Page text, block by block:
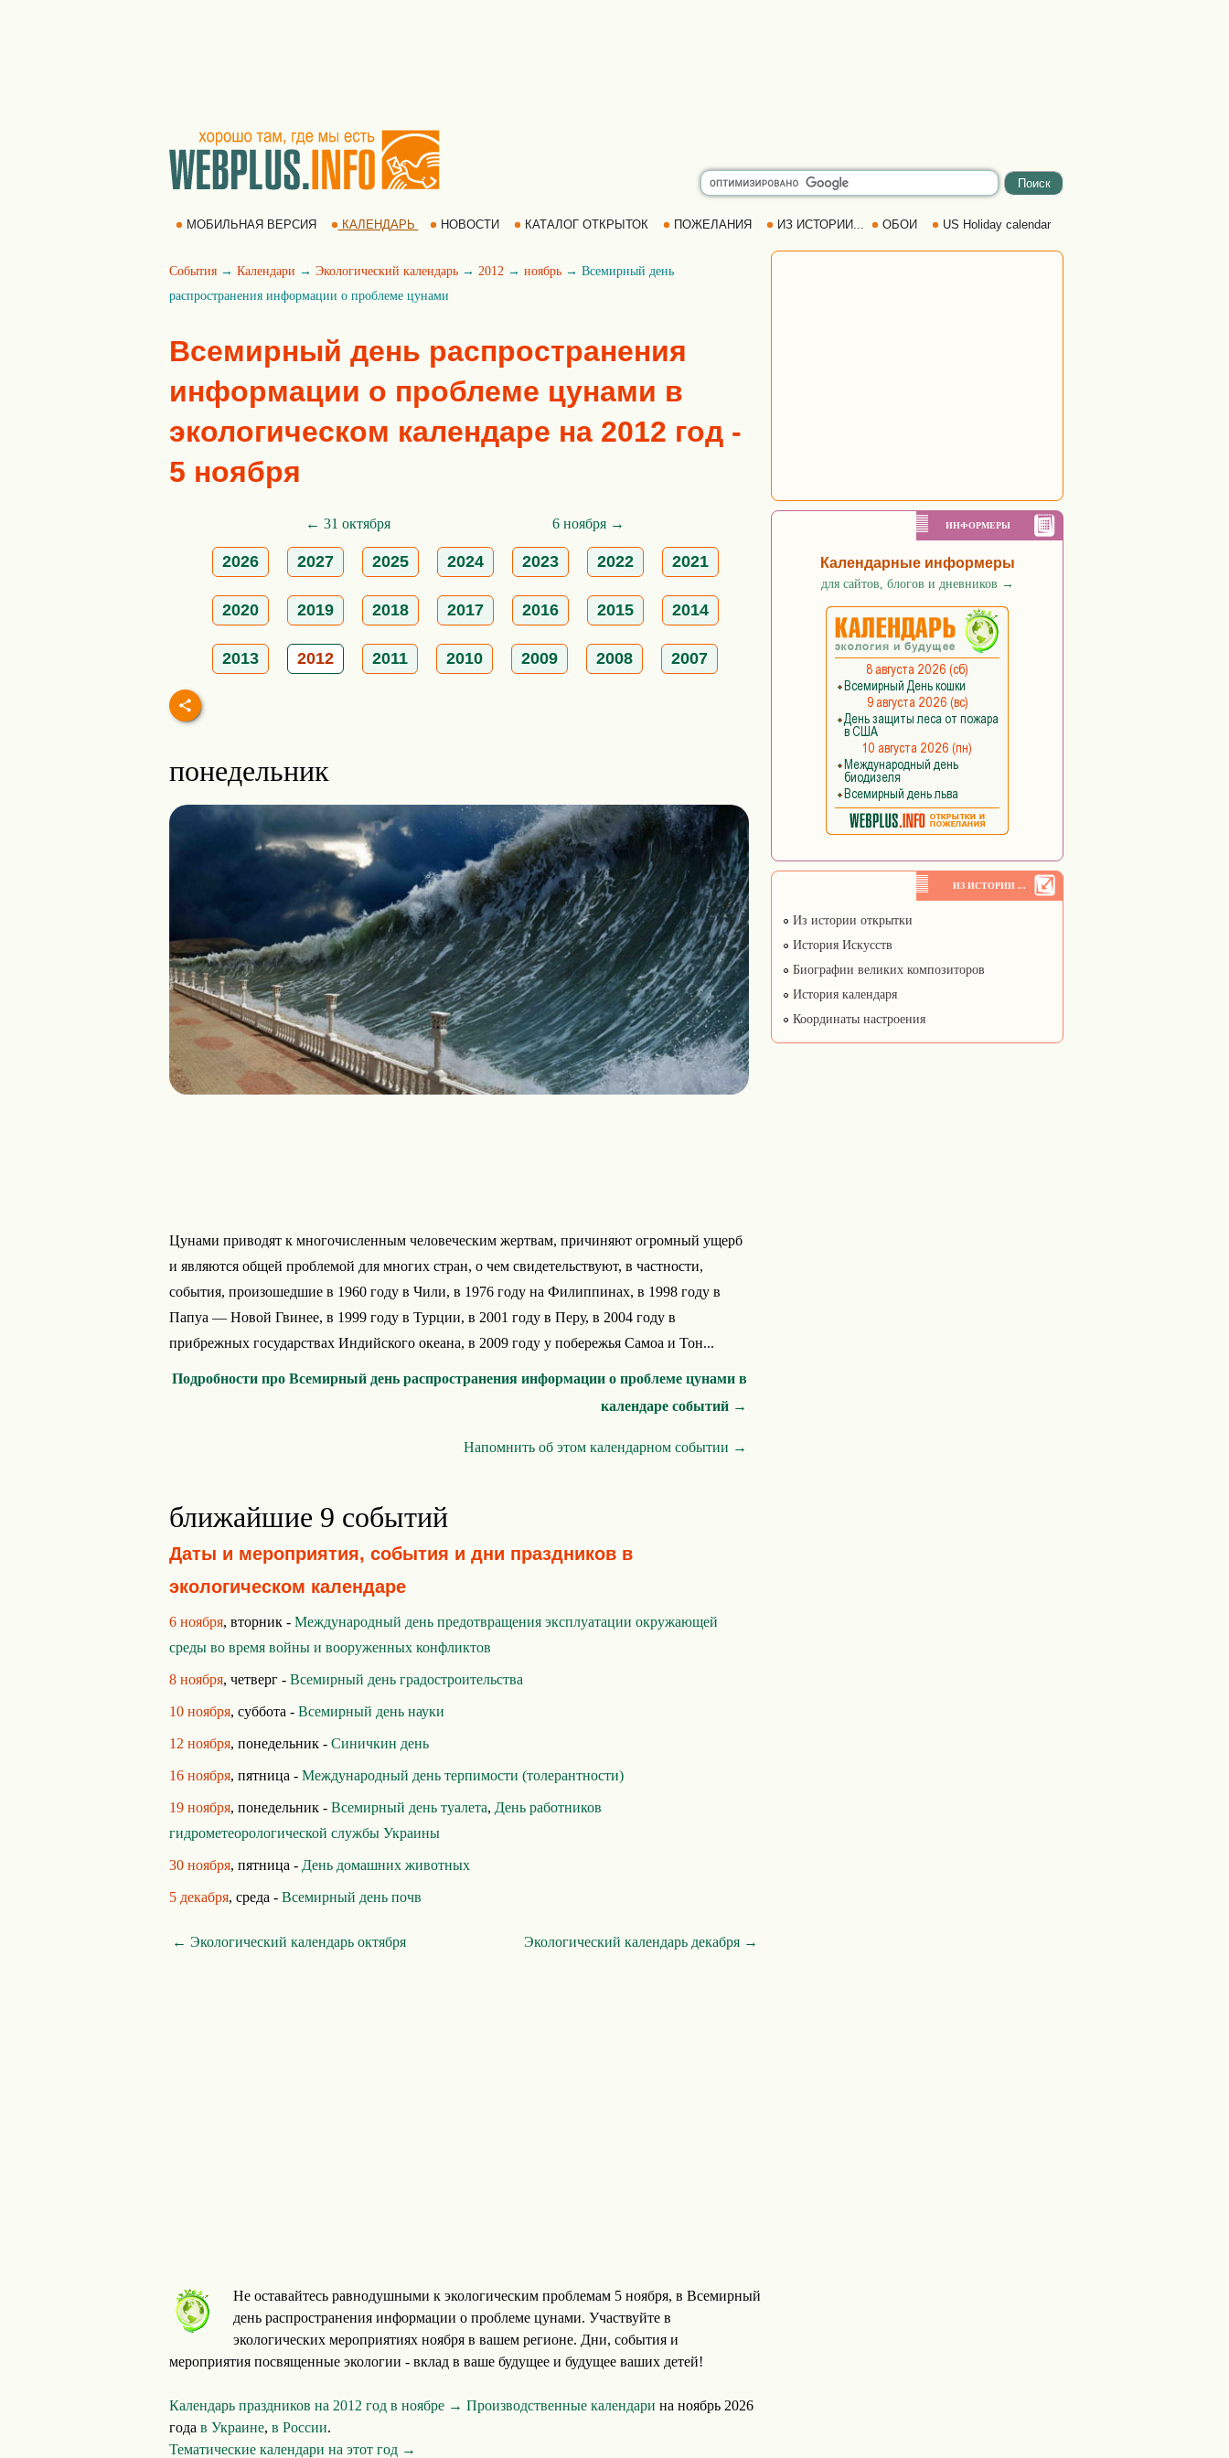
МОБИЛЬНАЯ ВЕРСИЯ КАЛЕНДАРЬ НОВОСТИ КАТАЛОГ ОТКРЫТОК ПОЖЕЛАНИЯ ИЗ ИСТОРИИ... ОБОИ US Holiday calendar
События → Календари → Экологический календарь → 2012 → ноябрь → Всемирный день
распространения информации о проблеме цунами
Всемирный день распространения
информации о проблеме цунами в
экологическом календаре на 2012 год -
5 ноября
← 31 октября 6 ноября →
2026 2027 2025 2024 2023 2022 2021
2020 2019 2018 2017 2016 2015 2014
2013 2012 2011 2010 2009 2008 2007
понедельник
Цунами приводят к многочисленным человеческим жертвам, причиняют огромный ущерб
и являются общей проблемой для многих стран, о чем свидетельствуют, в частности,
события, произошедшие в 1960 году в Чили, в 1976 году на Филиппинах, в 1998 году в
Папуа — Новой Гвинее, в 1999 году в Турции, в 2001 году в Перу, в 2004 году в
прибрежных государствах Индийского океана, в 2009 году у побережья Самоа и Тон...
Подробности про Всемирный день распространения информации о проблеме цунами в
календаре событий →
Напомнить об этом календарном событии →
ближайшие 9 событий
Даты и мероприятия, события и дни праздников в
экологическом календаре
6 ноября, вторник - Международный день предотвращения эксплуатации окружающей
среды во время войны и вооруженных конфликтов
8 ноября, четверг - Всемирный день градостроительства
10 ноября, суббота - Всемирный день науки
12 ноября, понедельник - Синичкин день
16 ноября, пятница - Международный день терпимости (толерантности)
19 ноября, понедельник - Всемирный день туалета, День работников
гидрометеорологической службы Украины
30 ноября, пятница - День домашних животных
5 декабря, среда - Всемирный день почв
← Экологический календарь октября Экологический календарь декабря →
Не оставайтесь равнодушными к экологическим проблемам 5 ноября, в Всемирный
день распространения информации о проблеме цунами. Участвуйте в
экологических мероприятиях ноября в вашем регионе. Дни, события и
мероприятия посвященные экологии - вклад в ваше будущее и будущее ваших детей!
Календарь праздников на 2012 год в ноябре → Производственные календари на ноябрь 2026
года в Украине, в России.
Тематические календари на этот год →
ИНФОРМЕРЫ
Календарные информеры
для сайтов, блогов и дневников →
ИЗ ИСТОРИИ ...
Из истории открытки
История Искусств
Биографии великих композиторов
История календаря
Координаты настроения